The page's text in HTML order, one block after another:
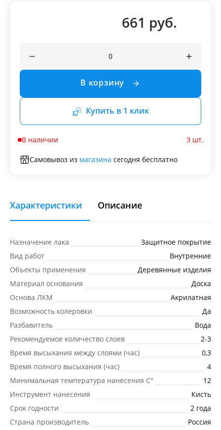
661 руб.
В корзину
Купить в 1 клик
В наличии 3 шт.
Самовывоз из магазина сегодня бесплатно
Характеристики Описание
Назначение лака
Защитное покрытие
Вид работ
Внутренние
Объекты применения
Деревянные изделия
Материал основания
Доска
Основа ЛКМ
Акрилатная
Возможность колеровки
Да
Разбавитель
Вода
Рекомендуемое количество слоев
2-3
Время высыхания между слоями (час)
0,3
Время полного высыхания (час)
4
Минимальная температура нанесения C°
12
Инструмент нанесения
Кисть
Срок годности
2 года
Страна производитель
Россия